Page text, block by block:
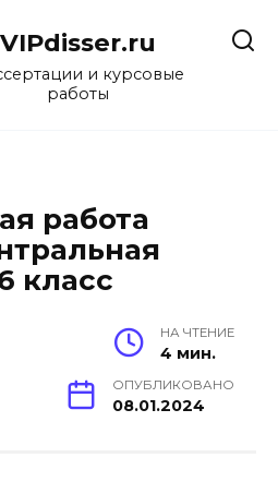
VIPdisser.ru
и курсовые
работы
работа
класс
НА ЧТЕНИЕ
4 мин.
ОПУБЛИКОВАНО
08.01.2024